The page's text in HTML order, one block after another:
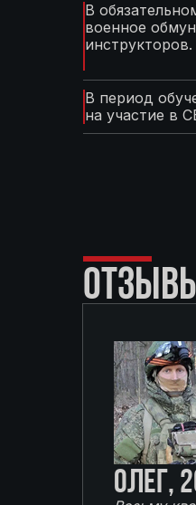
В
военное
В период
на участие в
Олег,